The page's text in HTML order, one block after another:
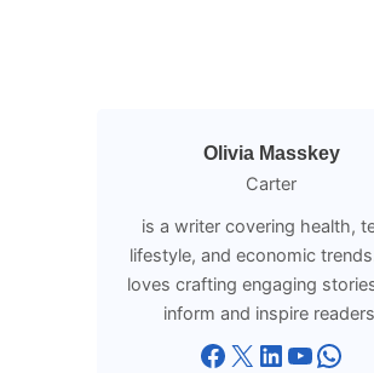
Olivia Masskey
Carter
is a writer covering health,
lifestyle, and economic
loves crafting engaging
inform and inspire
Facebook X LinkedIn YouTube WhatsApp